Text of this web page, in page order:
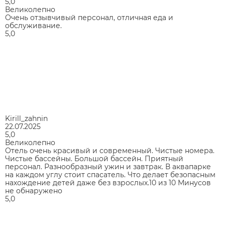
Великолепно
Очень отзывчивый персонал, отличная еда и
обслуживание.
5,0
Kirill_zahnin
22.07.2025
5,0
Великолепно
Отель очень красивый и современный. Чистые номера.
Чистые бассейны. Большой бассейн. Приятный
персонал. Разнообразный ужин и завтрак. В аквапарке
на каждом углу стоит спасатель. Что делает безопасным
нахождение детей даже без взрослых.10 из 10 Минусов
не обнаружено
5,0